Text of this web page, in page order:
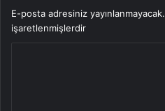
E-posta adresiniz yayınlanmayacak.
işaretlenmişlerdir